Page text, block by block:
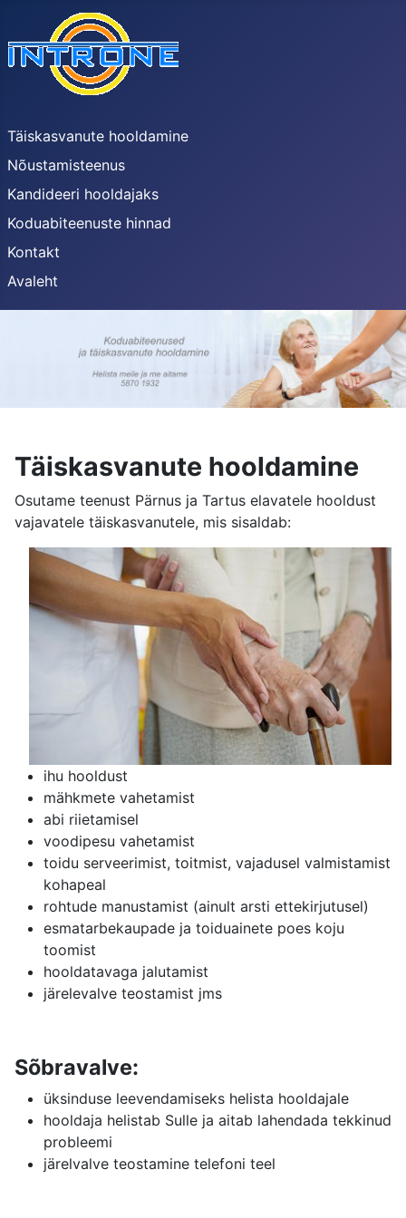
Täiskasvanute hooldamine
Nõustamisteenus
Kandideeri hooldajaks
Koduabiteenuste hinnad
Kontakt
Avaleht
Täiskasvanute hooldamine
Osutame teenust Pärnus ja Tartus elavatele hooldust
vajavatele täiskasvanutele, mis sisaldab:
ihu hooldust
mähkmete vahetamist
abi riietamisel
voodipesu vahetamist
toidu serveerimist, toitmist, vajadusel valmistamist
kohapeal
rohtude manustamist (ainult arsti ettekirjutusel)
esmatarbekaupade ja toiduainete poes koju
toomist
hooldatavaga jalutamist
järelevalve teostamist jms
Sõbravalve:
üksinduse leevendamiseks helista hooldajale
hooldaja helistab Sulle ja aitab lahendada tekkinud
probleemi
järelvalve teostamine telefoni teel